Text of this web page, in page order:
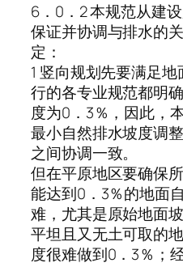
6．0．2 本规范从建
保证并协调与排水的
定：
1 竖向规划先要满足
行的各专业规范都明
度为0．3％，因此，
最小自然排水坡度调
之间协调一致。
但在平原地区要确保
能达到0．3％的地面
难，尤其是原始地面
平坦且又无土可取的
度很难做到0．3％；